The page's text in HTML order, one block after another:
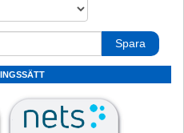
Spara